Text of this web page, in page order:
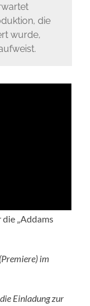
die
wurde,
„Addams
im
Einladung zur